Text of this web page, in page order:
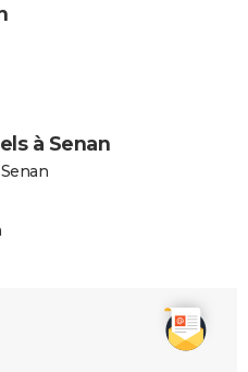
à Senan